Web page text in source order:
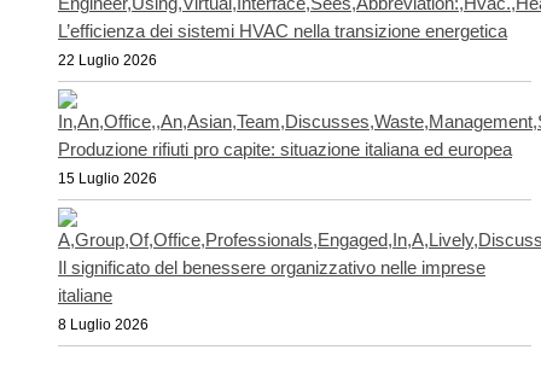
L’efficienza dei sistemi HVAC nella transizione energetica
22 Luglio 2026
Produzione rifiuti pro capite: situazione italiana ed europea
15 Luglio 2026
Il significato del benessere organizzativo nelle imprese
italiane
8 Luglio 2026